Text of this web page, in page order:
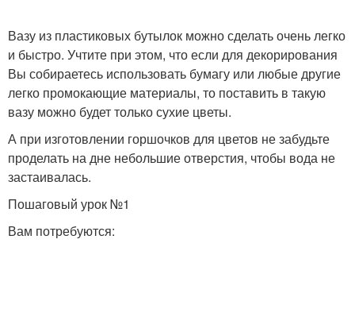
Вазу из пластиковых бутылок можно сделать очень легко
и быстро. Учтите при этом, что если для декорирования
Вы собираетесь использовать бумагу или любые другие
легко промокающие материалы, то поставить в такую
вазу можно будет только сухие цветы.
А при изготовлении горшочков для цветов не забудьте
проделать на дне небольшие отверстия, чтобы вода не
застаивалась.
Пошаговый урок №1
Вам потребуются: